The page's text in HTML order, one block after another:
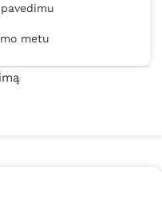
metu